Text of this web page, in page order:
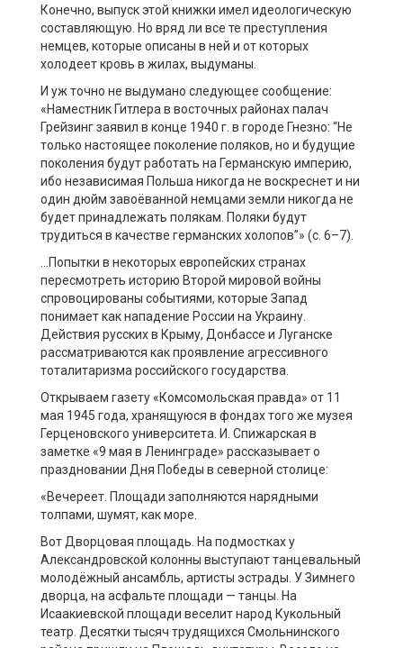
Конечно, выпуск этой книжки имел идеологическую
составляющую. Но вряд ли все те преступления
немцев, которые описаны в ней и от которых
холодеет кровь в жилах, выдуманы.
И уж точно не выдумано следующее сообщение:
«Наместник Гитлера в восточных районах палач
Грейзинг заявил в конце 1940 г. в городе Гнезно: “Не
только настоящее поколение поляков, но и будущие
поколения будут работать на Германскую империю,
ибо независимая Польша никогда не воскреснет и ни
один дюйм завоёванной немцами земли никогда не
будет принадлежать полякам. Поляки будут
трудиться в качестве германских холопов”» (с. 6–7).
…Попытки в некоторых европейских странах
пересмотреть историю Второй мировой войны
спровоцированы событиями, которые Запад
понимает как нападение России на Украину.
Действия русских в Крыму, Донбассе и Луганске
рассматриваются как проявление агрессивного
тоталитаризма российского государства.
Открываем газету «Комсомольская правда» от 11
мая 1945 года, хранящуюся в фондах того же музея
Герценовского университета. И. Спижарская в
заметке «9 мая в Ленинграде» рассказывает о
праздновании Дня Победы в северной столице:
«Вечереет. Площади заполняются нарядными
толпами, шумят, как море.
Вот Дворцовая площадь. На подмостках у
Александровской колонны выступают танцевальный
молодёжный ансамбль, артисты эстрады. У Зимнего
дворца, на асфальте площади — танцы. На
Исаакиевской площади веселит народ Кукольный
театр. Десятки тысяч трудящихся Смольнинского